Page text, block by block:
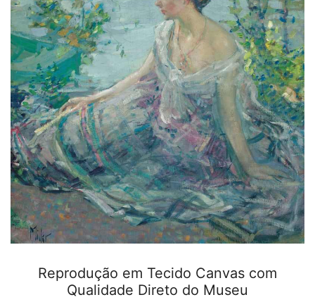
Reprodução em Tecido Canvas com
Qualidade Direto do Museu